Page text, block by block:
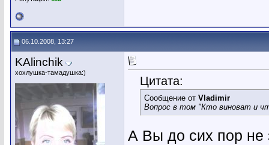
06.10.2008, 13:27
KAlinchik
хохлушка-тамадушка:)
Цитата:
Сообщение от Vladimir
Вопрос в том "Кто виноват и
А Вы до сих пор не